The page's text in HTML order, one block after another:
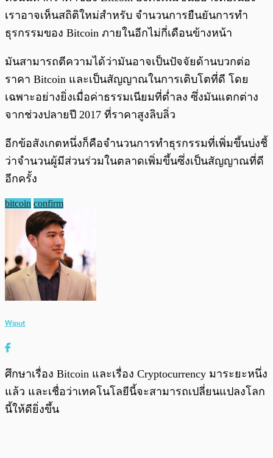
เราอาจเห็นสถิติใหม่สำหรับ จำนวนการยืนยันการทำ
ธุรกรรมของ Bitcoin ภายในอีกไม่กี่เดือนข้างหน้า
มันสามารถตีความได้ว่ามันอาจเป็นปัจจัยด้านบวกต่อ
ราคา Bitcoin และเป็นสัญญาณในการเติบโตที่ดี โดย
เฉพาะอย่างยิ่งเมื่อค่าธรรมเนียมที่ต่ำลง ซึ่งมันแตกต่าง
จากช่วงปลายปี 2017 ที่ราคาสูงลิบลิ่ว
อีกข้อสังเกตหนึ่งก็คือจำนวนการทำธุรกรรมที่เพิ่มขึ้นบ่งชี้
ว่าจำนวนผู้มีส่วนร่วมในตลาดเพิ่มขึ้นซึ่งเป็นสัญญาณที่ดี
อีกครั้ง
bitcoin confirm
Wiput
ศึกษาเรื่อง Bitcoin และเรื่อง Cryptocurrency มาระยะหนึ่ง
แล้ว และเชื่อว่าเทคโนโลยีนี้จะสามารถเปลี่ยนแปลงโลก
นี้ให้ดียิ่งขึ้น